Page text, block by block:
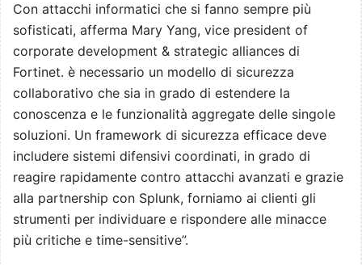
Con attacchi informatici che si fanno sempre più
sofisticati, afferma Mary Yang, vice president of
corporate development & strategic alliances di
Fortinet. è necessario un modello di sicurezza
collaborativo che sia in grado di estendere la
conoscenza e le funzionalità aggregate delle singole
soluzioni. Un framework di sicurezza efficace deve
includere sistemi difensivi coordinati, in grado di
reagire rapidamente contro attacchi avanzati e grazie
alla partnership con Splunk, forniamo ai clienti gli
strumenti per individuare e rispondere alle minacce
più critiche e time-sensitive”.